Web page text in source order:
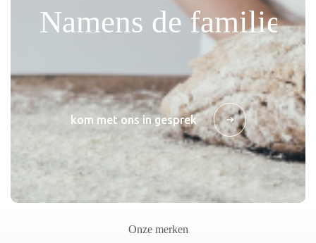
kom met ons in gesprek
Onze merken